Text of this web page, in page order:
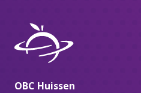
OBC Huissen